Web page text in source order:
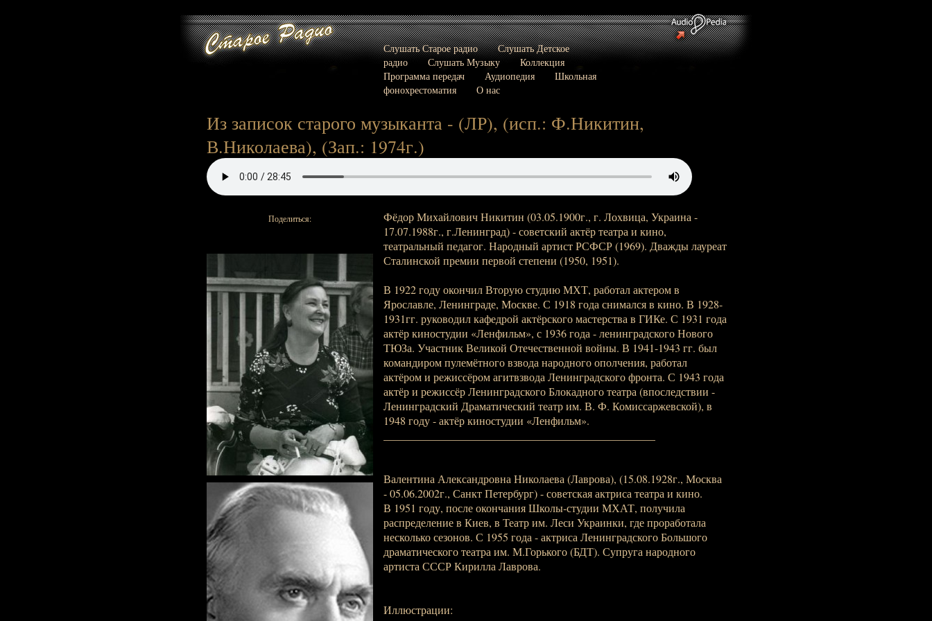
Слушать Старое радио
Слушать Детское
радио
Слушать Музыку
Коллекция
Программа передач
Аудиопедия
Школьная
фонохрестоматия
О нас
Из записок старого музыканта - (ЛР), (исп.: Ф.Никитин,
В.Николаева), (Зап.: 1974г.)
Поделиться:
Фёдор Михайлович Никитин (03.05.1900г., г. Лохвица, Украина -
17.07.1988г., г.Ленинград) - советский актёр театра и кино,
театральный педагог. Народный артист РСФСР (1969). Дважды лауреат
Сталинской премии первой степени (1950, 1951).
В 1922 году окончил Вторую студию МХТ, работал актером в
Ярославле, Ленинграде, Москве. С 1918 года снимался в кино. В 1928-
1931гг. руководил кафедрой актёрского мастерства в ГИКе. С 1931 года
актёр киностудии «Ленфильм», с 1936 года - ленинградского Нового
ТЮЗа. Участник Великой Отечественной войны. В 1941-1943 гг. был
командиром пулемётного взвода народного ополчения, работал
актёром и режиссёром агитвзвода Ленинградского фронта. С 1943 года
актёр и режиссёр Ленинградского Блокадного театра (впоследствии -
Ленинградский Драматический театр им. В. Ф. Комиссаржевской), в
1948 году - актёр киностудии «Ленфильм».
Валентина Александровна Николаева (Лаврова), (15.08.1928г., Москва
- 05.06.2002г., Санкт Петербург) - советская актриса театра и кино.
В 1951 году, после окончания Школы-студии МХАТ, получила
распределение в Киев, в Театр им. Леси Украинки, где проработала
несколько сезонов. С 1955 года - актриса Ленинградского Большого
драматического театра им. М.Горького (БДТ). Супруга народного
артиста СССР Кирилла Лаврова.
Иллюстрации: